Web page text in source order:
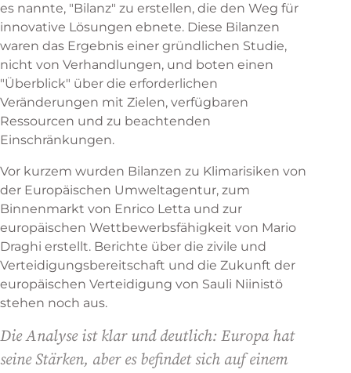
es nannte, "Bilanz" zu erstellen, die den Weg für
innovative Lösungen ebnete. Diese Bilanzen
waren das Ergebnis einer gründlichen Studie,
nicht von Verhandlungen, und boten einen
"Überblick" über die erforderlichen
Veränderungen mit Zielen, verfügbaren
Ressourcen und zu beachtenden
Einschränkungen.
Vor kurzem wurden Bilanzen zu Klimarisiken von
der Europäischen Umweltagentur, zum
Binnenmarkt von Enrico Letta und zur
europäischen Wettbewerbsfähigkeit von Mario
Draghi erstellt. Berichte über die zivile und
Verteidigungsbereitschaft und die Zukunft der
europäischen Verteidigung von Sauli Niinistö
stehen noch aus.
Die Analyse ist klar und deutlich: Europa hat
seine Stärken, aber es befindet sich auf einem